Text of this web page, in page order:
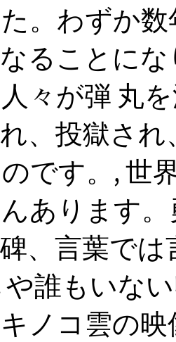
。わずか
ることに
々が弾 丸
、投獄さ
です。, 世
あります
、言葉で
や誰もいな
ノコ雲の